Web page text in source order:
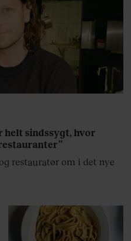
helt sindssygt, hvor
restauratør om i det nye